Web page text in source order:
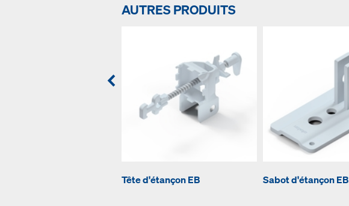
AUTRES PRODUITS
Tête d'étançon EB Sabot d'étançon EB